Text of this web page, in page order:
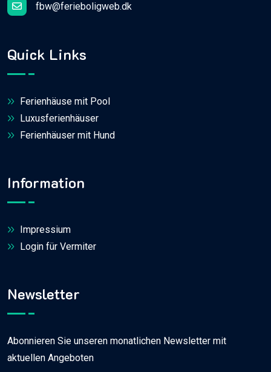
fbw@ferieboligweb.dk
Quick Links
Ferienhäuse mit Pool
Luxusferienhäuser
Ferienhäuser mit Hund
Information
Impressium
Login für Vermiter
Newsletter
Abonnieren Sie unseren monatlichen Newsletter mit
aktuellen Angeboten